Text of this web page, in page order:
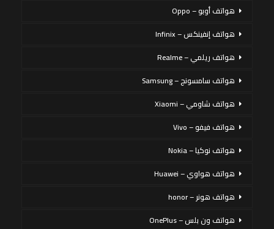
هواتف أوبو – Oppo
هواتف إنفينكس – Infinix
هواتف ريلمي – Realme
هواتف سامسونج – Samsung
هواتف شاومي – Xiaomi
هواتف فيفو – Vivo
هواتف نوكيا – Nokia
هواتف هواوي – Huawei
هواتف هونر – honor
هواتف ون بلس – OnePlus